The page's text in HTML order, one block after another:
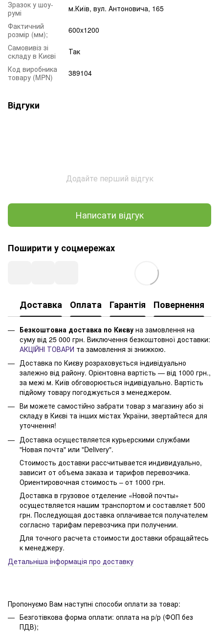
Зразок у шоу-
румі
м.Київ, вул. Антоновича, 165
Фактичний
розмір (мм);
600x1200
Самовивіз зі
складу в Києві
Так
Код виробника
товару (MPN)
389104
Відгуки
Додайте перший відгук
Написати відгук
Поширити у соцмережах
Доставка Оплата Гарантія Повернення
Безкоштовна доставка по Києву на замовлення на
суму від 25 000 грн. Виключення безкоштовної доставки:
АКЦІЙНІ ТОВАРИ та замовлення зі знижкою.
Доставка по Києву розраховується індивідуально
залежно від району. Орієнтовна вартість — від 1000 грн.,
за межі м. Київ обговорюється індивідуально. Вартість
підйому товару погоджується з менеджером.
Ви можете самостійно забрати товар з магазину або зі
складу в Києві та інших містах України, звертайтеся для
уточнення!
Доставка осуществляется курьерскими службами
"Новая почта" или "Delivery".
Стоимость доставки рассчитывается индивидуально,
зависит от объема заказа и тарифов перевозчика.
Ориентировочная стоимость – от 1000 грн.
Доставка в грузовое отделение «Новой почты»
осуществляется нашим транспортом и составляет 500
грн. Последующая доставка оплачивается получателем
согласно тарифам перевозчика при получении.
Для точного расчета стоимости доставки обращайтесь
к менеджеру.
Детальніша інформація про доставку
Пропонуємо Вам наступні способи оплати за товар:
Безготівкова форма оплати: оплата на р/р (ФОП без
ПДВ);